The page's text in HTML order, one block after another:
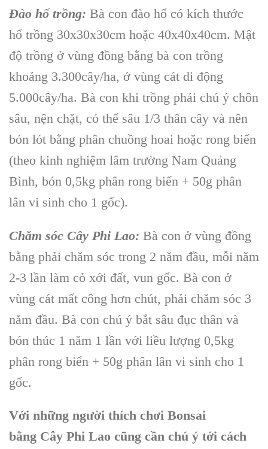
Đào hố trồng: Bà con đào hố có kích thước
hố trồng 30x30x30cm hoặc 40x40x40cm. Mật
độ trồng ở vùng đồng bằng bà con trồng
khoảng 3.300cây/ha, ở vùng cát di động
5.000cây/ha. Bà con khi trồng phải chú ý chôn
sâu, nện chặt, có thể sâu 1/3 thân cây và nên
bón lót bằng phân chuồng hoai hoặc rong biển
(theo kinh nghiệm lâm trường Nam Quảng
Bình, bón 0,5kg phân rong biển + 50g phân
lân vi sinh cho 1 gốc).
Chăm sóc Cây Phi Lao: Bà con ở vùng đồng
bằng phải chăm sóc trong 2 năm đầu, mỗi năm
2-3 lần làm cỏ xới đất, vun gốc. Bà con ở
vùng cát mất công hơn chút, phải chăm sóc 3
năm đầu. Bà con chú ý bắt sâu đục thân và
bón thúc 1 năm 1 lần với liều lượng 0,5kg
phân rong biển + 50g phân lân vi sinh cho 1
gốc.
Với những người thích chơi Bonsai
bằng Cây Phi Lao cũng cần chú ý tới cách